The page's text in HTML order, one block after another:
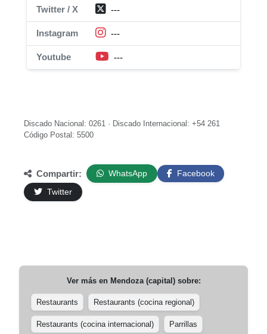
Twitter / X ---
Instagram ---
Youtube ---
Discado Nacional: 0261 · Discado Internacional: +54 261
Código Postal: 5500
Compartir: WhatsApp
Facebook
Twitter
Ver más en Mendoza (capital)sobre:
Restaurants Restaurants (cocina regional)
Restaurants (cocina internacional) Parrillas